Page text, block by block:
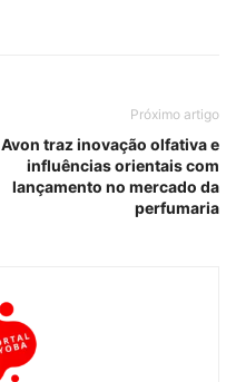
Próximo artigo
Avon traz inovação olfativa e
influências orientais com
lançamento no mercado da
perfumaria